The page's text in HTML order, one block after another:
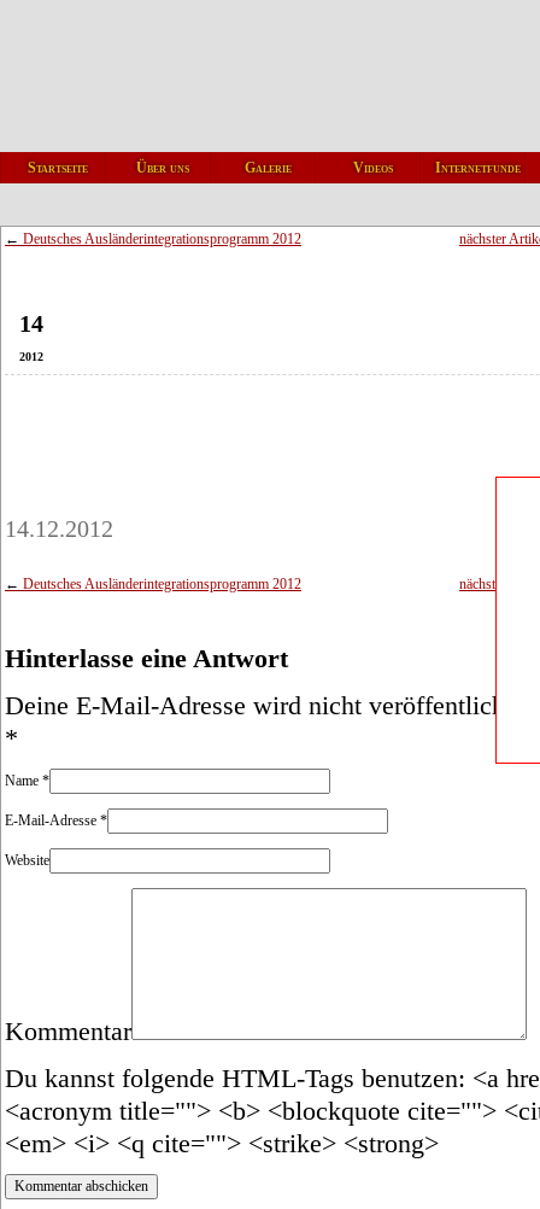
Startseite Über uns Galerie Videos Internetfunde
← Deutsches Ausländerintegrationsprogramm 2012 nächster
14
2012
14.12.2012
← Deutsches Ausländerintegrationsprogramm 2012 nächster
Hinterlasse eine Antwort
Deine E-Mail-Adresse wird nicht veröffentlicht.
*
Name *
E-Mail-Adresse *
Website
Kommentar
Du kannst folgende HTML-Tags benutzen: <a
<acronym title=""> <b> <blockquote cite="">
<em> <i> <q cite=""> <strike> <strong>